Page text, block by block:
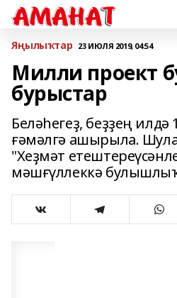
Яңылыҡтар 23 ИЮЛЯ 2019, 04:54
Милли проект
бурыстар
Беләһегеҙ, беҙҙең
ғәмәлгә ашырыла.
"Хеҙмәт
мәшғүллеккә